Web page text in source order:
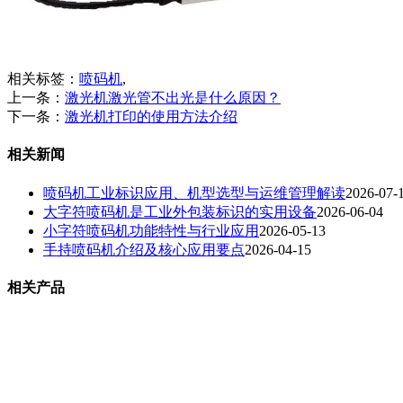
相关标签： 喷码机,
上一条： 激光机激光管不出光是什么原因？
下一条： 激光机打印的使用方法介绍
相关新闻
喷码机工业标识应用、机型选型与运维管理解读2026-07-
大字符喷码机是工业外包装标识的实用设备2026-06-04
小字符喷码机功能特性与行业应用 2026-05-13
手持喷码机介绍及核心应用要点2026-04-15
相关产品